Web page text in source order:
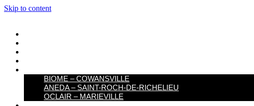
Skip to content
BIOME – COWANSVILLE​
ANEDA – SAINT-ROCH-DE-RICHELIEU
OCLAIR – MARIEVILLE